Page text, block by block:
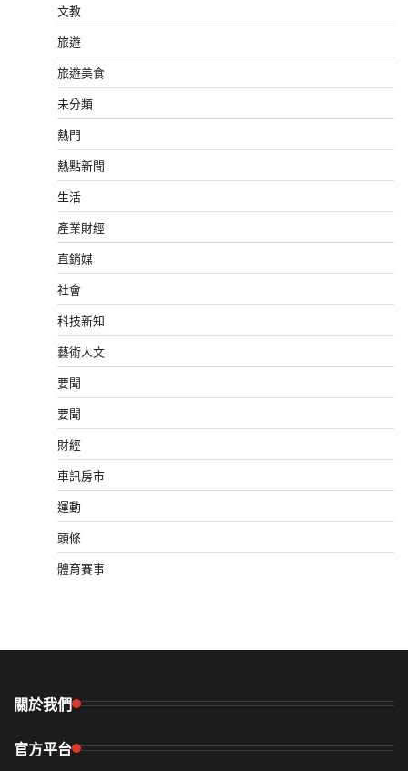
文教
旅遊
旅遊美食
未分類
熱門
熱點新聞
生活
產業財經
直銷媒
社會
科技新知
藝術人文
要聞
要聞
財經
車訊房市
運動
頭條
體育賽事
關於我們
官方平台